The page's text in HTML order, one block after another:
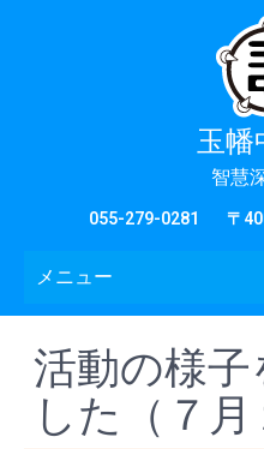
玉幡
智慧
055-279-0281 〒
メニュー
活動の様子
した（７月